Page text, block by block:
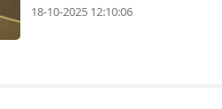
18-10-2025 12:10:06